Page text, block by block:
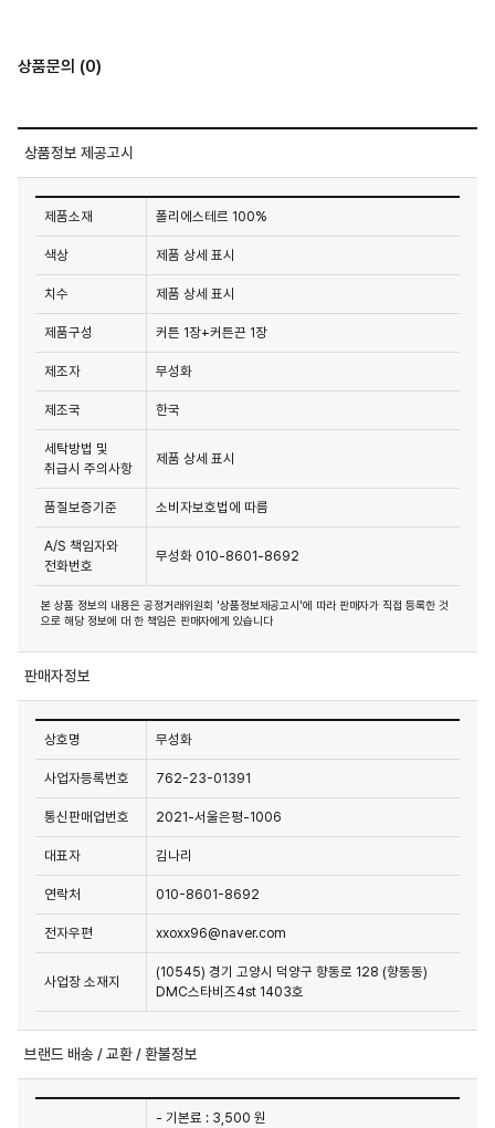
상품문의 (0)
상품정보 제공고시
제품소재 폴리에스테르 100%
색상 제품 상세 표시
치수 제품 상세 표시
제품구성 커튼 1장+커튼끈 1장
제조자 무성화
제조국 한국
세탁방법 및
취급시 주의사항
제품 상세 표시
품질보증기준 소비자보호법에 따름
A/S 책임자와
전화번호
무성화 010-8601-8692
본 상품 정보의 내용은 공정거래위원회 '상품정보제공고시'에 따라 판매자가 직접 등록한 것
으로 해당 정보에 대 한 책임은 판매자에게 있습니다
판매자정보
상호명 무성화
사업자등록번호 762-23-01391
통신판매업번호 2021-서울은평-1006
대표자 김나리
연락처 010-8601-8692
전자우편 xxoxx96@naver.com
사업장 소재지
(10545) 경기 고양시 덕양구 향동로 128 (향동동)
DMC스타비즈4st 1403호
브랜드 배송 / 교환 / 환불정보
- 기본료 : 3,500 원